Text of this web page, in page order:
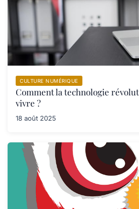
CULTURE NUMÉRIQUE
Comment la technologie
vivre ?
18 août 2025